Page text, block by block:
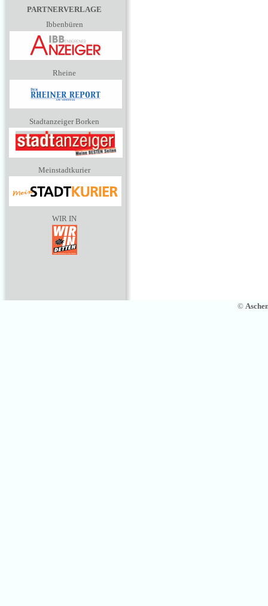
PARTNERVERLAGE
Ibbenbüren
Rheine
Stadtanzeiger Borken
Meinstadtkurier
WIR IN
©